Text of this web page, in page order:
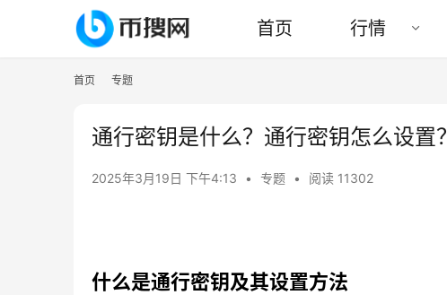
首页 行情
首页 专题
通行密钥是什么？通行密钥怎么设置？
2025年3月19日 下午4:13 • 专题 • 阅读 11302
什么是通行密钥及其设置方法